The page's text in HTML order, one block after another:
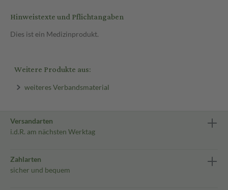
Hinweistexte und Pflichtangaben
Dies ist ein Medizinprodukt.
Weitere Produkte aus:
weiteres Verbandsmaterial
Versandarten
i.d.R. am nächsten Werktag
Zahlarten
sicher und bequem